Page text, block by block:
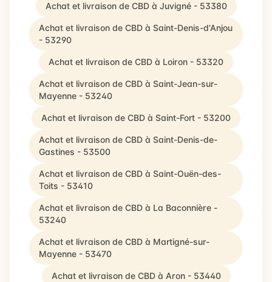
Achat et livraison de CBD à Juvigné - 53380
Achat et livraison de CBD à Saint-Denis-d'Anjou
- 53290
Achat et livraison de CBD à Loiron - 53320
Achat et livraison de CBD à Saint-Jean-sur-
Mayenne - 53240
Achat et livraison de CBD à Saint-Fort - 53200
Achat et livraison de CBD à Saint-Denis-de-
Gastines - 53500
Achat et livraison de CBD à Saint-Ouën-des-
Toits - 53410
Achat et livraison de CBD à La Baconnière -
53240
Achat et livraison de CBD à Martigné-sur-
Mayenne - 53470
Achat et livraison de CBD à Aron - 53440